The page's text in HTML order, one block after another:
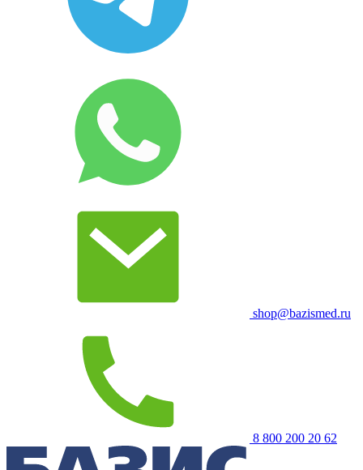
shop@bazismed.ru
8 800 200 20 62